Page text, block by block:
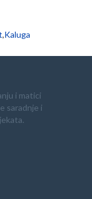
,Kaluga
i matici
saradnje i